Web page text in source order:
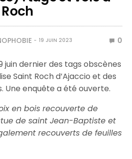
19 JUIN 2023 0
juin dernier des tags obscènes
Saint Roch d’Ajaccio et des
Une enquête a été ouverte.
en bois recouverte de
de saint Jean-Baptiste et
recouverts de feuilles